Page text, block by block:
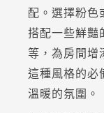
配。選擇粉色
搭配一些鮮豔
等，為房間增
這種風格的必
溫暖的氛圍。